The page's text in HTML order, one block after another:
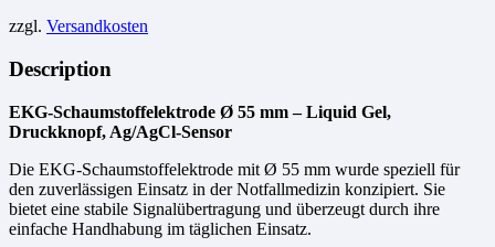
Varianten
können
auf
Produktseite
gewählt
werden
zzgl. Versandkosten
Description
EKG-Schaumstoffelektrode Ø 55 mm – Liquid Gel,
Druckknopf, Ag/AgCl-Sensor
Die EKG-Schaumstoffelektrode mit Ø 55 mm wurde speziell für
den zuverlässigen Einsatz in der Notfallmedizin konzipiert. Sie
bietet eine stabile Signalübertragung und überzeugt durch ihre
einfache Handhabung im täglichen Einsatz.